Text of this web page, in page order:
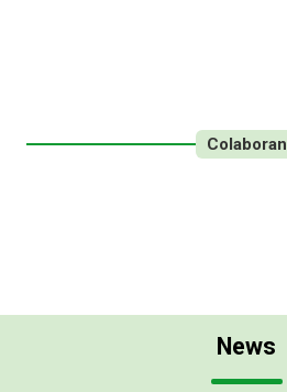
Colaboran
News